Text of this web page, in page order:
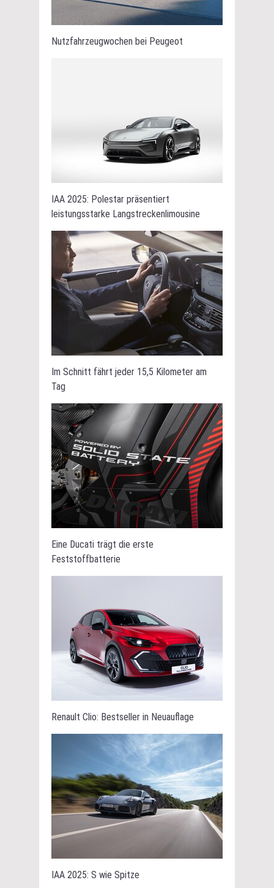
Nutzfahrzeugwochen bei Peugeot
IAA 2025: Polestar präsentiert
leistungsstarke Langstreckenlimousine
Im Schnitt fährt jeder 15,5 Kilometer am
Tag
Eine Ducati trägt die erste
Feststoffbatterie
Renault Clio: Bestseller in Neuauflage
IAA 2025: S wie Spitze